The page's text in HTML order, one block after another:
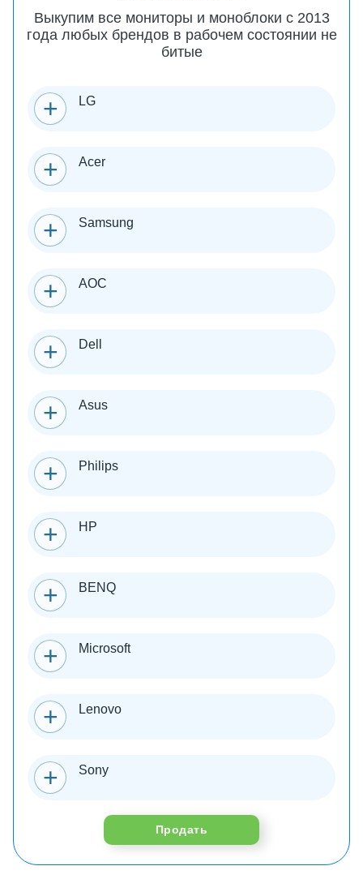
Выкупим все мониторы и моноблоки с 2013
года любых брендов в рабочем состоянии не
битые
LG
Acer
Samsung
AOC
Dell
Asus
Philips
HP
BENQ
Microsoft
Lenovo
Sony
Продать